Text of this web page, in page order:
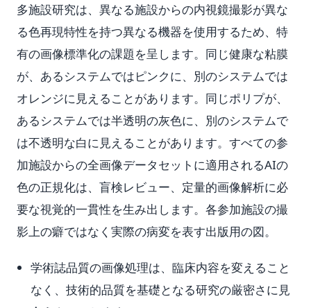
多施設研究は、異なる施設からの内視鏡撮影が異な
る色再現特性を持つ異なる機器を使用するため、特
有の画像標準化の課題を呈します。同じ健康な粘膜
が、あるシステムではピンクに、別のシステムでは
オレンジに見えることがあります。同じポリプが、
あるシステムでは半透明の灰色に、別のシステムで
は不透明な白に見えることがあります。すべての参
加施設からの全画像データセットに適用されるAIの
色の正規化は、盲検レビュー、定量的画像解析に必
要な視覚的一貫性を生み出します。各参加施設の撮
影上の癖ではなく実際の病変を表す出版用の図。
学術誌品質の画像処理は、臨床内容を変えること
なく、技術的品質を基礎となる研究の厳密さに見